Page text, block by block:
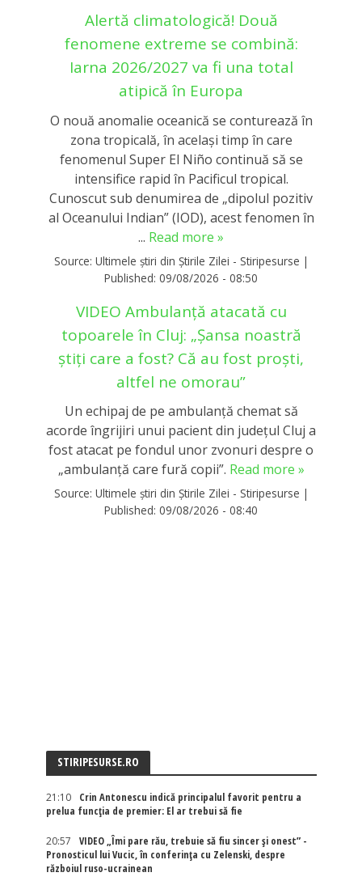
Alertă climatologică! Două
fenomene extreme se combină:
Iarna 2026/2027 va fi una total
atipică în Europa
O nouă anomalie oceanică se conturează în
zona tropicală, în același timp în care
fenomenul Super El Niño continuă să se
intensifice rapid în Pacificul tropical.
Cunoscut sub denumirea de „dipolul pozitiv
al Oceanului Indian” (IOD), acest fenomen în
... Read more »
Source: Ultimele știri din Știrile Zilei - Stiripesurse |
Published: 09/08/2026 - 08:50
VIDEO Ambulanță atacată cu
topoarele în Cluj: „Șansa noastră
știți care a fost? Că au fost proști,
altfel ne omorau”
Un echipaj de pe ambulanță chemat să
acorde îngrijiri unui pacient din județul Cluj a
fost atacat pe fondul unor zvonuri despre o
„ambulanţă care fură copii”. Read more »
Source: Ultimele știri din Știrile Zilei - Stiripesurse |
Published: 09/08/2026 - 08:40
STIRIPESURSE.RO
21:10
Crin Antonescu indică principalul favorit pentru a
prelua funcția de premier: El ar trebui să fie
20:57
VIDEO „Îmi pare rău, trebuie să fiu sincer și onest” -
Pronosticul lui Vucic, în conferința cu Zelenski, despre
războiul ruso-ucrainean